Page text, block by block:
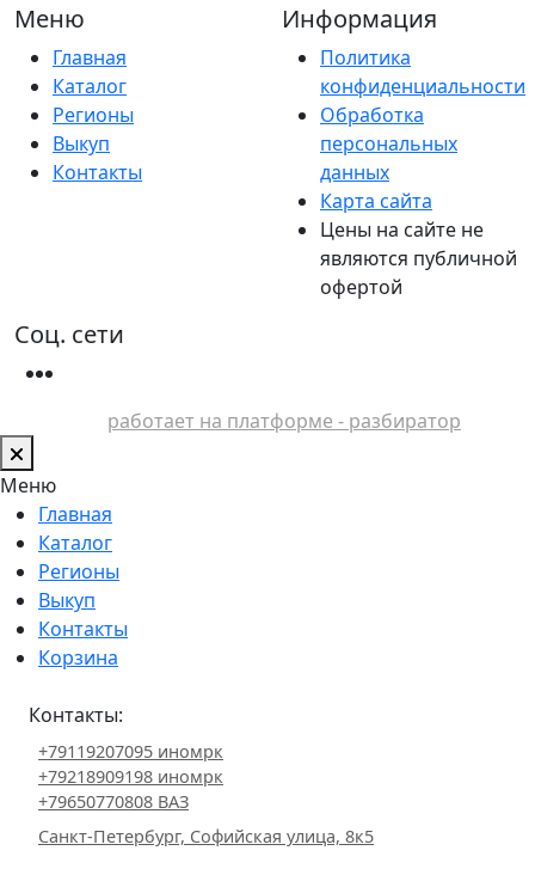
Меню
Главная
Каталог
Регионы
Выкуп
Контакты
Информация
Политика
конфиденциальности
Обработка
персональных
данных
Карта сайта
Цены на сайте не
являются публичной
офертой
Соц. сети
работает на платформе - разбиратор
Меню
Главная
Каталог
Регионы
Выкуп
Контакты
Корзина
Контакты:
+79119207095 иномрк
+79218909198 иномрк
+79650770808 ВАЗ
Санкт-Петербург, Софийская улица, 8к5